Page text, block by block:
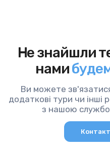
Не знайшли
нами
Ви можете
додаткові тури чи інші
з нашою